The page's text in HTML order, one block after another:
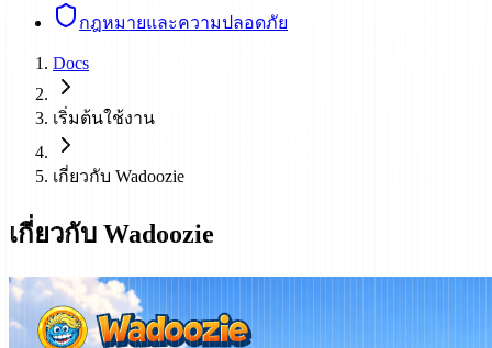
กฎหมายและความปลอดภัย
Docs
เริ่มต้นใช้งาน
เกี่ยวกับ Wadoozie
เกี่ยวกับ Wadoozie